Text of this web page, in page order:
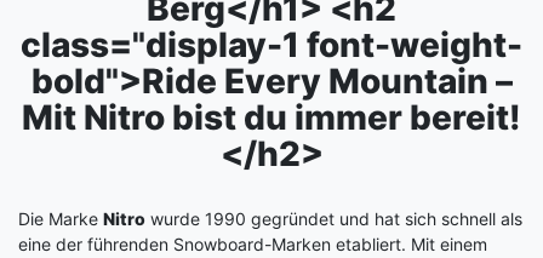
Berg</h1> <h2
class="display-1 font-weight-
bold">Ride Every Mountain –
Mit Nitro bist du immer bereit!
</h2>
Die Marke Nitro wurde 1990 gegründet und hat sich schnell als
eine der führenden Snowboard-Marken etabliert. Mit einem